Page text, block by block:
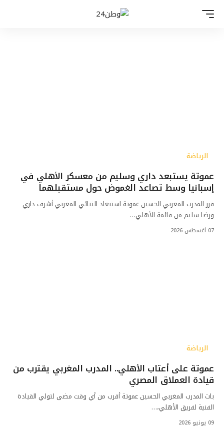
الرياضة
عموتة يستبعد داري وسليم من معسكر الأهلي في
إسبانيا وسط تصاعد الغموض حول مستقبلهما
قرر المدرب المغربي الحسين عموتة استبعاد الثنائي المغربي أشرف داري
ورضا سليم من قائمة الأهلي…
07 أغسطس 2026
الرياضة
عموتة على أعتاب الأهلي.. المدرب المغربي يقترب من
قيادة العملاق المصري
بات المدرب المغربي الحسين عموتة أقرب من أي وقت مضى لتولي القيادة
الفنية لفريق الأهلي،…
09 يونيو 2026